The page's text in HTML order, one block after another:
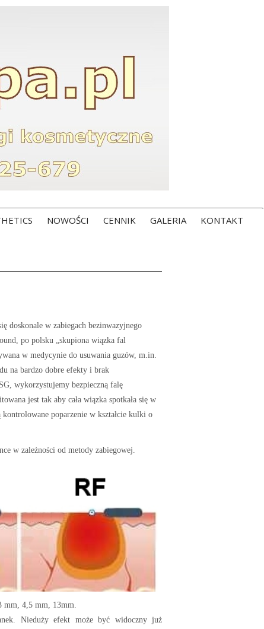
NOWOŚCI CENNIK GALERIA KONTAKT
doskonale w zabiegach bezinwazyjnego
po polsku „skupiona wiązka fal
w medycynie do usuwania guzów, m.in.
na bardzo dobre efekty i brak
wykorzystujemy bezpieczną falę
jest tak aby cała wiązka spotkała się w
poparzenie w kształcie kulki o
w zależności od metody zabiegowej.
mm, 4,5 mm, 13mm.
Nieduży efekt może być widoczny już